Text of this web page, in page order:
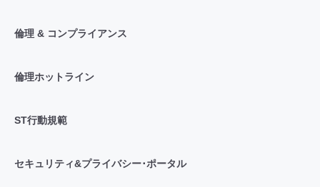
倫理 & コンプライアンス
倫理ホットライン
ST行動規範
セキュリティ&プライバシー･ポータル